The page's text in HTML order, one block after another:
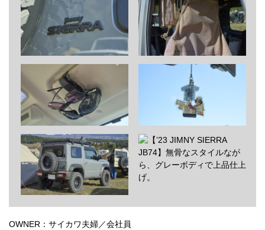
OWNER：サイカワ夫婦／会社員